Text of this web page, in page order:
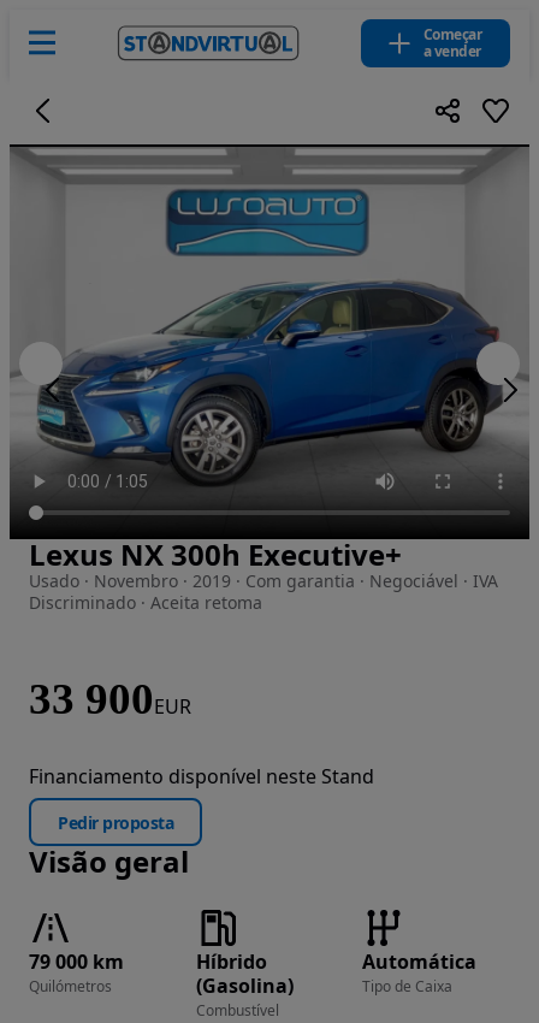
Começar
a vender
Imagem 1 de 38
Lexus NX 300h Executive+
Usado · Novembro · 2019 · Com garantia · Negociável · IVA
Discriminado · Aceita retoma
33 900EUR
Financiamento disponível neste Stand
Pedir proposta
Visão geral
79 000 km
Quilómetros
Híbrido
(Gasolina)
Combustível
Automática
Tipo de Caixa